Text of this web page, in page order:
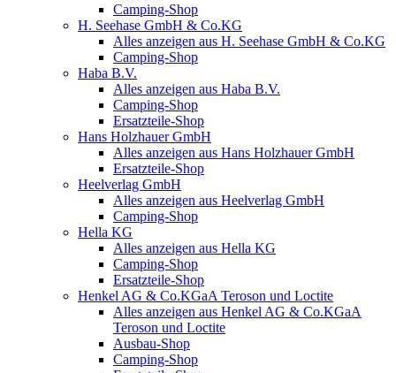
Camping-Shop
H. Seehase GmbH & Co.KG
Alles anzeigen aus H. Seehase GmbH & Co.KG
Camping-Shop
Haba B.V.
Alles anzeigen aus Haba B.V.
Camping-Shop
Ersatzteile-Shop
Hans Holzhauer GmbH
Alles anzeigen aus Hans Holzhauer GmbH
Ersatzteile-Shop
Heelverlag GmbH
Alles anzeigen aus Heelverlag GmbH
Camping-Shop
Hella KG
Alles anzeigen aus Hella KG
Camping-Shop
Ersatzteile-Shop
Henkel AG & Co.KGaA Teroson und Loctite
Alles anzeigen aus Henkel AG & Co.KGaA
Teroson und Loctite
Ausbau-Shop
Camping-Shop